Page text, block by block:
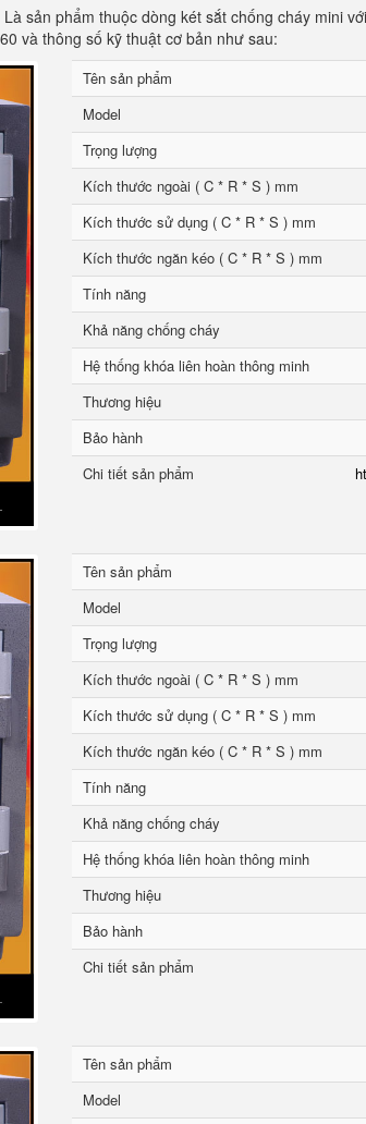
sản phẩm thuộc dòng két sắt chống cháy mini
và thông số kỹ thuật cơ bản như sau:
Tên sản phẩm
Model
Trọng lượng
Kích thước ngoài ( C * R * S ) mm
Kích thước sử dụng ( C * R * S ) mm
Kích thước ngăn kéo ( C * R * S ) mm
Tính năng
Khả năng chống cháy
Hệ thống khóa liên hoàn thông minh
Thương hiệu
Bảo hành
Chi tiết sản phẩm
Tên sản phẩm
Model
Trọng lượng
Kích thước ngoài ( C * R * S ) mm
Kích thước sử dụng ( C * R * S ) mm
Kích thước ngăn kéo ( C * R * S ) mm
Tính năng
Khả năng chống cháy
Hệ thống khóa liên hoàn thông minh
Thương hiệu
Bảo hành
Chi tiết sản phẩm
Tên sản phẩm
Model